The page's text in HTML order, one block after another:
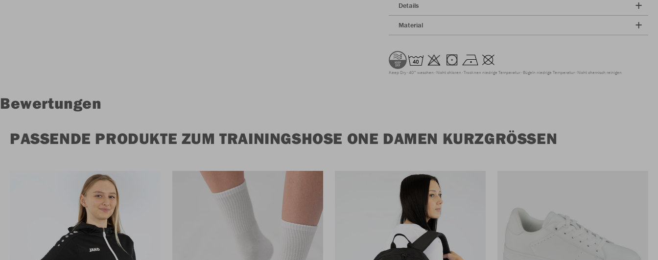
Details
Material
Keep Dry 40° waschen Nicht chloren Trocknen niedrige Temperatur Bügeln niedrige Temperatur Nicht chemisch reinigen
Bewertungen
PASSENDE PRODUKTE ZUM TRAININGSHOSE ONE DAMEN KURZGRÖSSEN